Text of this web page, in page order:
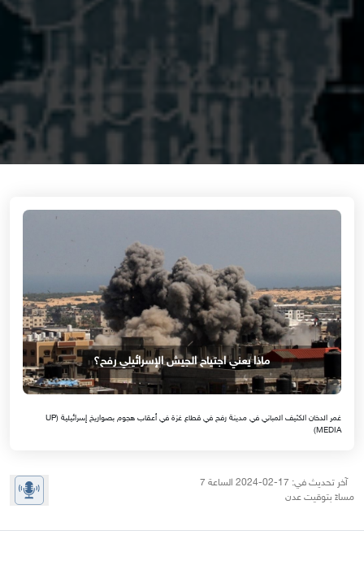
ماذا يعني اجتياح الجيش الإسرائيلي رفح؟
غمر الدخان الكثيف المباني في مدينة رفح في قطاع غزة في أعقاب هجوم بصواريخ إسرائيلية (UP
MEDIA)
آخر تحديث في: 17-02-2024 الساعة 7
مساءً بتوقيت عدن